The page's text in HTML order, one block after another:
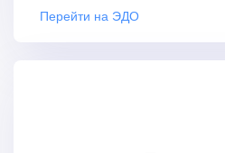
Перейти на ЭДО